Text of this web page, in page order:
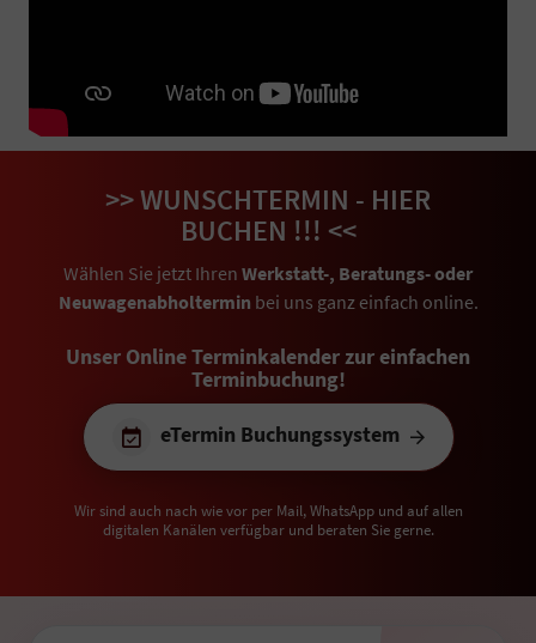
>> WUNSCHTERMIN - HIER
BUCHEN !!! <<
Wählen Sie jetzt Ihren Werkstatt-, Beratungs- oder
Neuwagenabholtermin bei uns ganz einfach online.
Unser Online Terminkalender zur einfachen
Terminbuchung!
eTermin Buchungssystem
Wir sind auch nach wie vor per Mail, WhatsApp und auf allen
digitalen Kanälen verfügbar und beraten Sie gerne.